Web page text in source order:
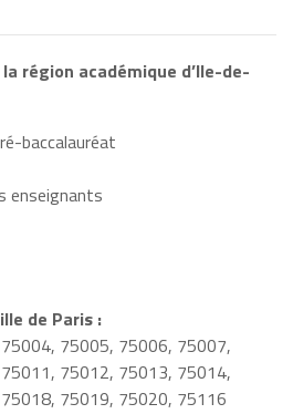
région académique d’Ile-de-
baccalauréat
enseignants
de Paris :
75005, 75006, 75007,
75012, 75013, 75014,
75019, 75020, 75116